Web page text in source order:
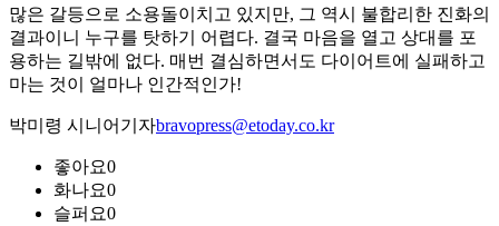
많은 갈등으로 소용돌이치고 있지만, 그 역시 불합리한 진화의
결과이니 누구를 탓하기 어렵다. 결국 마음을 열고 상대를 포
용하는 길밖에 없다. 매번 결심하면서도 다이어트에 실패하고
마는 것이 얼마나 인간적인가!
박미령 시니어기자bravopress@etoday.co.kr
좋아요0
화나요0
슬퍼요0